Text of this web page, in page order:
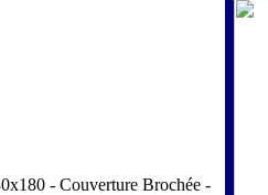
- Couverture Brochée -